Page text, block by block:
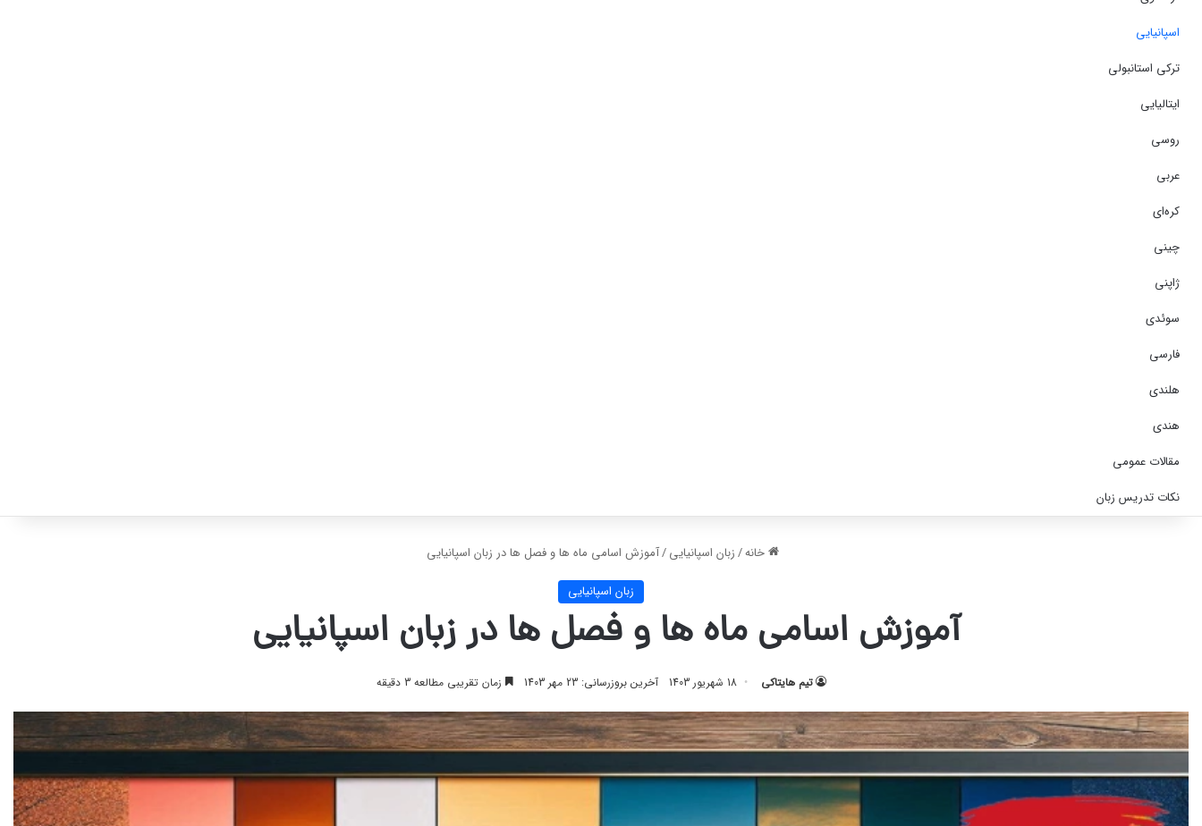
اسپانیایی
ترکی استانبولی
ایتالیایی
روسی
عربی
کره‌ای
چینی
ژاپنی
سوئدی
فارسی
هلندی
هندی
مقالات عمومی
نکات تدریس زبان
خانه/زبان اسپانیایی/آموزش اسامی ماه ها و فصل ها در زبان اسپانیایی
زبان اسپانیایی
آموزش اسامی ماه ها و فصل ها در زبان اسپانیایی
تیم هایتاکی 18 شهریور 1403 آخرین بروزرسانی: 23 مهر 1403 زمان تقریبی مطالعه 3 دقیقه